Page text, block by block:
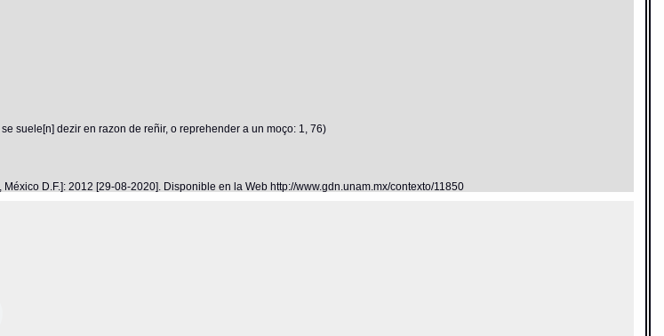
suele[n] dezir en razon de reñir, o reprehender a un moço: 1, 76)
D.F.]: 2012 [29-08-2020]. Disponible en la Web http://www.gdn.unam.mx/contexto/11850